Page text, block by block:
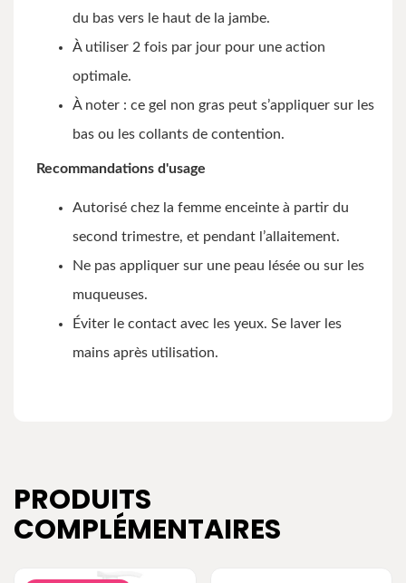
du bas vers le haut de la jambe.
À utiliser 2 fois par jour pour une action
optimale.
À noter : ce gel non gras peut s’appliquer sur les
bas ou les collants de contention.
Recommandations d'usage
Autorisé chez la femme enceinte à partir du
second trimestre, et pendant l’allaitement.
Ne pas appliquer sur une peau lésée ou sur les
muqueuses.
Éviter le contact avec les yeux. Se laver les
mains après utilisation.
PRODUITS
COMPLÉMENTAIRES